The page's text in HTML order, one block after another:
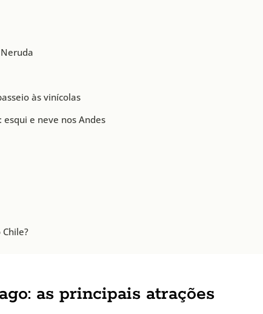
às vinícolas
e neve nos Andes
as principais atrações